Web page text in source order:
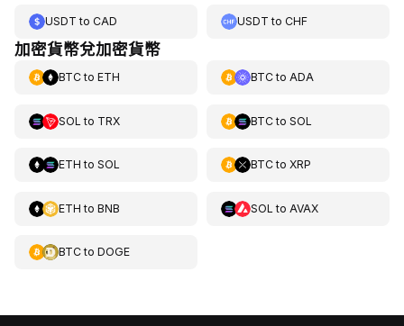
USDT to CAD USDT toCHF
加密貨幣兌加密貨幣
BTCto ETH BTCto ADA
SOL to TRX BTCto SOL
ETH to SOL BTCto XRP
ETH to BNB SOL to AVAX
BTCto DOGE